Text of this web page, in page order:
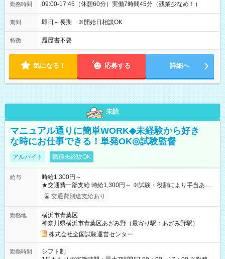
勤務時間 09:00-17:45（休憩60分）実働7時間45分（残業少なめ！）
期間 即日～長期 ※開始日相談OK
特徴 履歴書不要
気になる！ 応募する 詳細へ
未読
マニュアル通りに簡単WORK◆未経験から好き
な時にお仕事できる！単発OK◎試験監督
アルバイト 職種未経験OK
給与
時給1,300円～
★交通費一部支給 時給1,300円～ ※試験・役割により手当あり
※勤務回数により昇給あり 【即給（前払い）オプションあ
り！】 希望される場合、勤務から1週間ほどで給与の一部を受け
例】 ・河合塾模擬試験 8:30～17:30（休憩1時間） 時給1,300円
×8時間＝日収10,400円＋交通費 ※当日の役割により時給＋100
円の場合あり ・国家試験 7:00～13:30（休憩なし） 時給1,300
円（役割手当＋100円）×6時間＝日収8,400円＋交通費 【試用期
間】試用期間なし
交通費別途支給あり
勤務地
横浜市青葉区
神奈川県横浜市青葉区あざみ野（最寄り駅：あざみ野駅）
株式会社全国試験運営センター
勤務時間
シフト制